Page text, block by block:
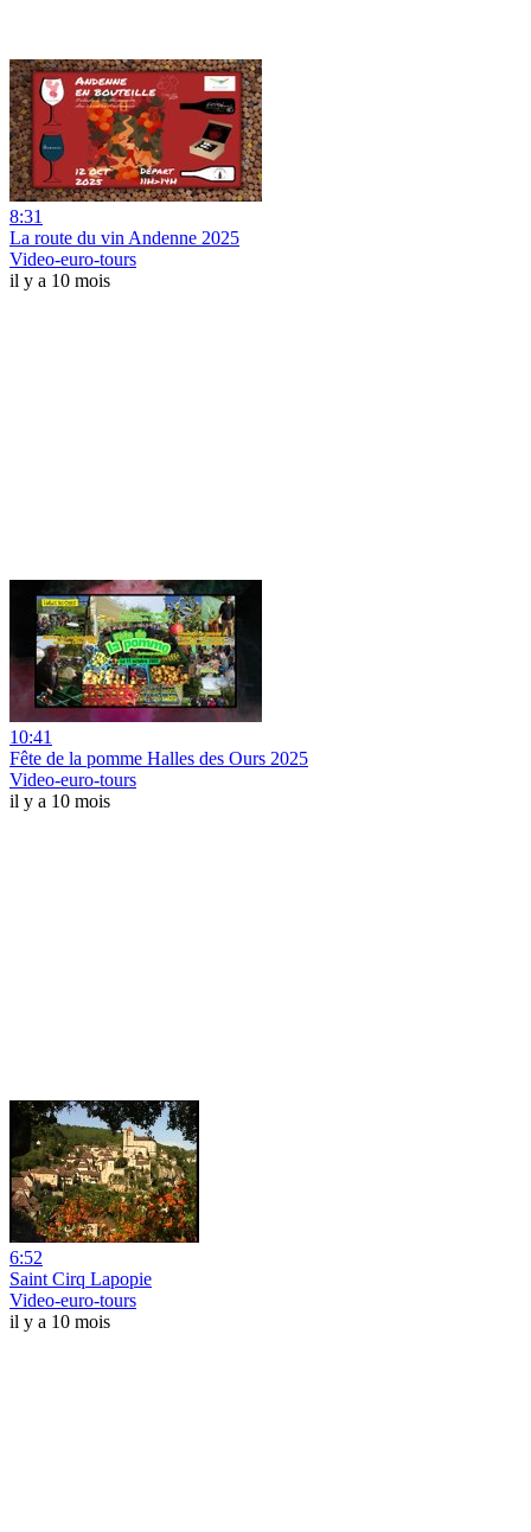
8:31
La route du vin Andenne 2025
Video-euro-tours
il y a 10 mois
10:41
Fête de la pomme Halles des Ours 2025
Video-euro-tours
il y a 10 mois
6:52
Saint Cirq Lapopie
Video-euro-tours
il y a 10 mois